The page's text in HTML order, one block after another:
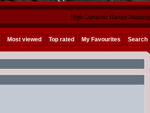
High Dynamic Range Imaging
Most viewed Top rated My Favourites Search